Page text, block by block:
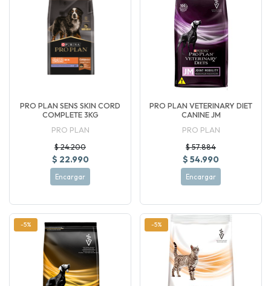
PRO PLAN SENS SKIN CORD
COMPLETE 3KG
PRO PLAN
$ 24.200
$ 22.990
Encargar
PRO PLAN VETERINARY DIET
CANINE JM
PRO PLAN
$ 57.884
$ 54.990
Encargar
-5% -5%